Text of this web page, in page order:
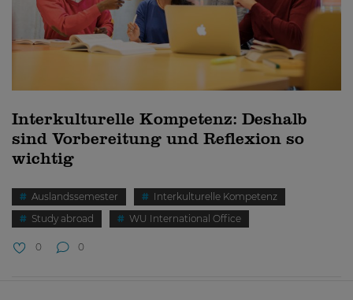
Interkulturelle Kompetenz: Deshalb
sind Vorbereitung und Reflexion so
wichtig
Auslandssemester
Interkulturelle Kompetenz
Study abroad
WU International Office
0 0